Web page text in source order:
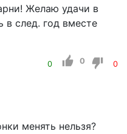
Желаю удачи в
след. год вместе
0 0 0
менять нельзя?